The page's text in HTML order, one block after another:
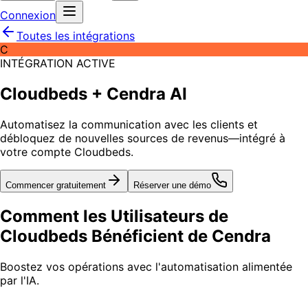
Connexion
Toutes les intégrations
C
INTÉGRATION ACTIVE
Cloudbeds + Cendra AI
Automatisez la communication avec les clients et
débloquez de nouvelles sources de revenus—intégré à
votre compte Cloudbeds.
Commencer gratuitement Réserver une démo
Comment les Utilisateurs de
Cloudbeds Bénéficient de Cendra
Boostez vos opérations avec l'automatisation alimentée
par l'IA.